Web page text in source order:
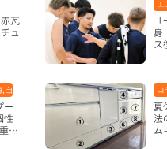
瓦
ュ
エ
身
ス
然
ー
性
瀬
コ
夏
法
ム